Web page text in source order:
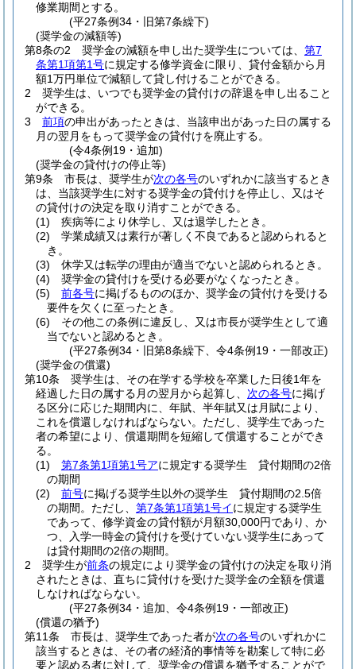
修業期間とする。
(平27条例34・旧第7条繰下)
(奨学金の減額等)
第8条の2
奨学金の減額を申し出た奨学生については、 第7
条第1項第1号に規定する修学資金に限り、貸付金額から月
額1万円単位で減額して貸し付けることができる。
2
奨学生は、いつでも奨学金の貸付けの辞退を申し出ること
ができる。
3
前項の申出があったときは、当該申出があった日の属する
月の翌月をもって奨学金の貸付けを廃止する。
(令4条例19・追加)
(奨学金の貸付けの停止等)
第9条
市長は、奨学生が次の各号のいずれかに該当するとき
は、当該奨学生に対する奨学金の貸付けを停止し、又はそ
の貸付けの決定を取り消すことができる。
(1)
疾病等により休学し、又は退学したとき。
(2)
学業成績又は素行が著しく不良であると認められると
き。
(3)
休学又は転学の理由が適当でないと認められるとき。
(4)
奨学金の貸付けを受ける必要がなくなったとき。
(5)
前各号に掲げるもののほか、奨学金の貸付けを受ける
要件を欠くに至ったとき。
(6)
その他この条例に違反し、又は市長が奨学生として適
当でないと認めるとき。
(平27条例34・旧第8条繰下、令4条例19・一部改正)
(奨学金の償還)
第10条
奨学生は、その在学する学校を卒業した日後1年を
経過した日の属する月の翌月から起算し、 次の各号に掲げ
る区分に応じた期間内に、年賦、半年賦又は月賦により、
これを償還しなければならない。 ただし、奨学生であった
者の希望により、償還期間を短縮して償還することができ
る。
(1)
第7条第1項第1号アに規定する奨学生 貸付期間の2倍
の期間
(2)
前号に掲げる奨学生以外の奨学生 貸付期間の2.5倍
の期間。 ただし、 第7条第1項第1号イに規定する奨学生
であって、修学資金の貸付額が月額30,000円であり、か
つ、入学一時金の貸付けを受けていない奨学生にあって
は貸付期間の2倍の期間。
2
奨学生が前条の規定により奨学金の貸付けの決定を取り消
されたときは、直ちに貸付けを受けた奨学金の全額を償還
しなければならない。
(平27条例34・追加、令4条例19・一部改正)
(償還の猶予)
第11条
市長は、奨学生であった者が次の各号のいずれかに
該当するときは、その者の経済的事情等を勘案して特に必
要と認める者に対して、奨学金の償還を猶予することがで